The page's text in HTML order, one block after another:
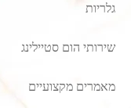
גלריות
שירותי הום סטיילינג
מאמרים מקצועיים